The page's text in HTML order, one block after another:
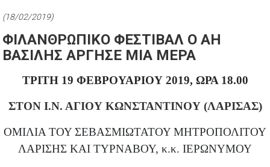
(18/02/2019)
ΦΙΛΑΝΘΡΩΠΙΚΟ ΦΕΣΤΙΒΑΛ Ο ΑΗ
ΒΑΣΙΛΗΣ ΑΡΓΗΣΕ ΜΙΑ ΜΕΡΑ
ΤΡΙΤΗ 19 ΦΕΒΡΟΥΑΡΙΟΥ 2019, ΩΡΑ 18.00
ΣΤΟΝ Ι.Ν. ΑΓΙΟΥ ΚΩΝΣΤΑΝΤΙΝΟΥ (ΛΑΡΙΣΑΣ)
ΟΜΙΛΙΑ ΤΟΥ ΣΕΒΑΣΜΙΩΤΑΤΟΥ ΜΗΤΡΟΠΟΛΙΤΟΥ
ΛΑΡΙΣΗΣ ΚΑΙ ΤΥΡΝΑΒΟΥ, κ.κ. ΙΕΡΩΝΥΜΟΥ